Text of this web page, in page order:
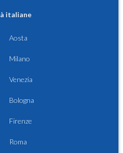
italiane
Aosta
Milano
Venezia
Bologna
Firenze
Roma